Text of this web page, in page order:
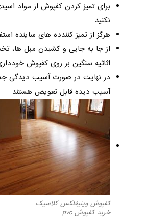
برای تمیز کردن کفپوش از مواد
نکنید
هرگز از تمیز کنندده های ساینده
از جا به جایی و کشیدن مبل ها،
اثاثیه سنگین بر روی کفپوش
در نهایت در صورت آسیب دیدگی
آسیب دیده قابل تعویض هستند
کفپوش وینیفلکس کلاسیک
خرید کفپوش pvc